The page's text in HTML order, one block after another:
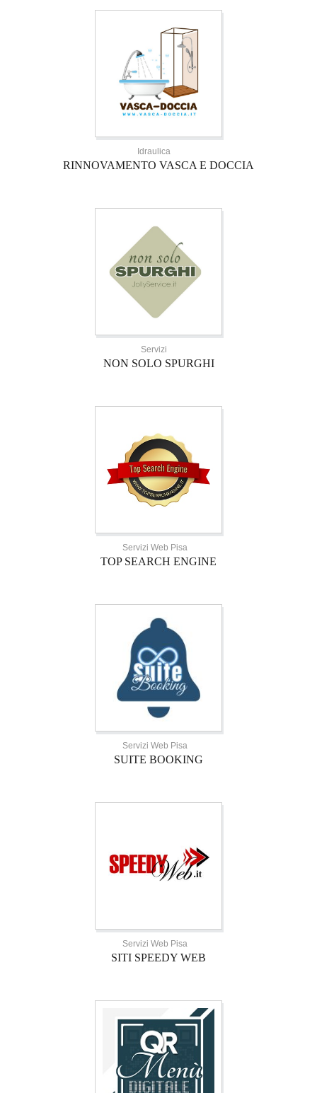
Idraulica
RINNOVAMENTO VASCA E DOCCIA
Servizi
NON SOLO SPURGHI
Servizi Web Pisa
TOP SEARCH ENGINE
Servizi Web Pisa
SUITE BOOKING
Servizi Web Pisa
SITI SPEEDY WEB